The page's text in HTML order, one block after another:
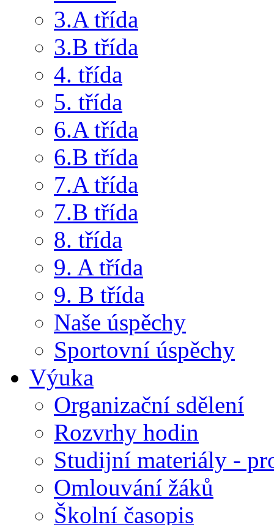
3.A třída
3.B třída
4. třída
5. třída
6.A třída
6.B třída
7.A třída
7.B třída
8. třída
9. A třída
9. B třída
Naše úspěchy
Sportovní úspěchy
Výuka
Organizační sdělení
Rozvrhy hodin
Studijní materiály -
Omlouvání žáků
Školní časopis